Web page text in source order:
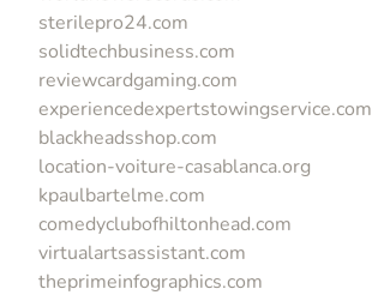
sterilepro24.com
solidtechbusiness.com
reviewcardgaming.com
experiencedexpertstowingservice.com
blackheadsshop.com
location-voiture-casablanca.org
kpaulbartelme.com
comedyclubofhiltonhead.com
virtualartsassistant.com
theprimeinfographics.com